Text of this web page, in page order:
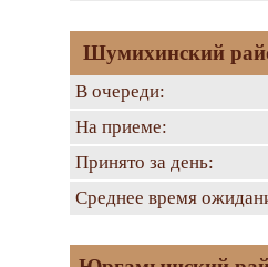
Шумихинский
В очереди:
На приеме:
Принято за день:
Среднее время